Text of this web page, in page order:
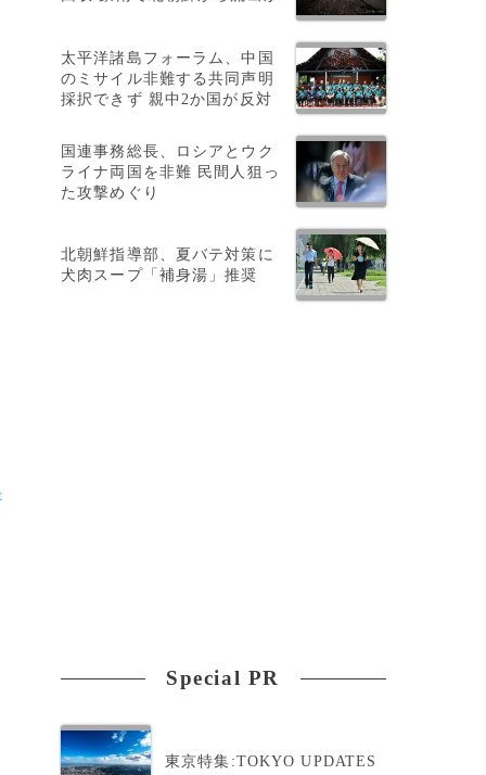
太平洋諸島フォーラム、中国
のミサイル非難する共同声明
採択できず 親中2か国が反対
国連事務総長、ロシアとウク
ライナ両国を非難 民間人狙っ
た攻撃めぐり
北朝鮮指導部、夏バテ対策に
犬肉スープ「補身湯」推奨
Special PR
東京特集:TOKYO UPDATES